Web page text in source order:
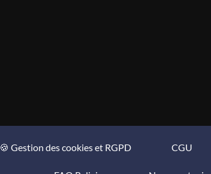
🍪 Gestion des cookies et RGPD CGU